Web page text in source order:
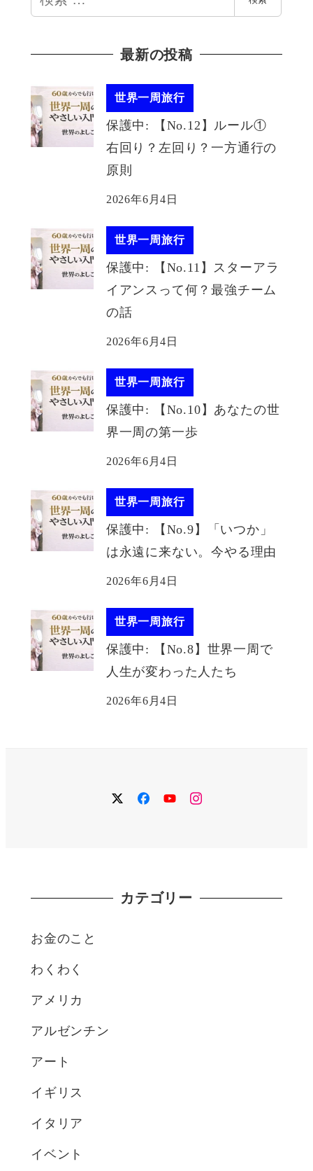
索
最新の投稿
世界一周旅行
保護中: 【No.12】ルール①
右回り？左回り？一方通行の
原則
2026年6月4日
世界一周旅行
保護中: 【No.11】スターアラ
イアンスって何？最強チーム
の話
2026年6月4日
世界一周旅行
保護中: 【No.10】あなたの世
界一周の第一歩
2026年6月4日
世界一周旅行
保護中: 【No.9】「いつか」
は永遠に来ない。今やる理由
2026年6月4日
世界一周旅行
保護中: 【No.8】世界一周で
人生が変わった人たち
2026年6月4日
twitterfacebook
YouTubeinstagram
カテゴリー
お金のこと
わくわく
アメリカ
アルゼンチン
アート
イギリス
イタリア
イベント